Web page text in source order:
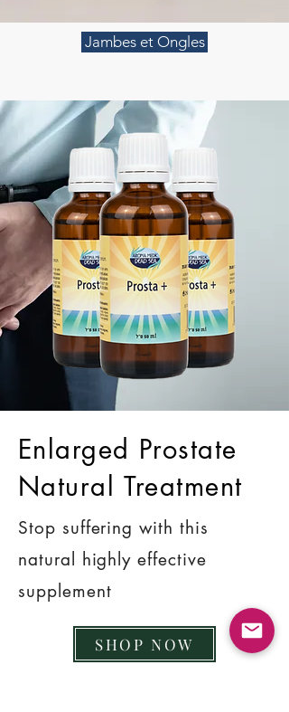
Jambes et Ongles
Enlarged Prostate
Natural Treatment
Stop suffering with this
natural highly effective
supplement
SHOP NOW